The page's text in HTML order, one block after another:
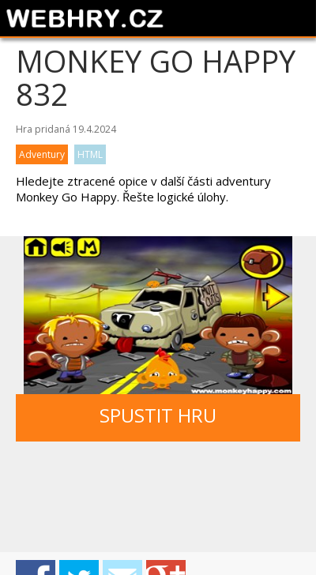
MONKEY GO HAPPY
832
Hra pridaná 19.4.2024
Adventury
HTML
Hledejte ztracené opice v další části adventury
Monkey Go Happy. Řešte logické úlohy.
SPUSTIT HRU